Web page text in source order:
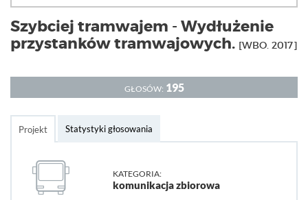
Szybciej tramwajem - Wydłużenie
przystanków tramwajowych. [WBO. 2017]
GŁOSÓW: 195
Projekt Statystyki głosowania
KATEGORIA:
komunikacja zbiorowa